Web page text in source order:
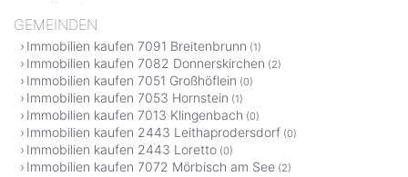
GEMEINDEN
Immobilien kaufen 7091 Breitenbrunn (1)
Immobilien kaufen 7082 Donnerskirchen (2)
Immobilien kaufen 7051 Großhöflein (0)
Immobilien kaufen 7053 Hornstein (1)
Immobilien kaufen 7013 Klingenbach (0)
Immobilien kaufen 2443 Leithaprodersdorf (0)
Immobilien kaufen 2443 Loretto (0)
Immobilien kaufen 7072 Mörbisch am See (2)